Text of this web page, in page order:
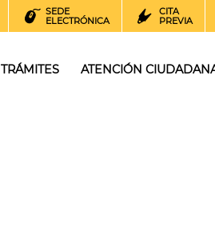
SEDE
ELECTRÓNICA
CITA
PREVIA
TRÁMITES ATENCIÓN